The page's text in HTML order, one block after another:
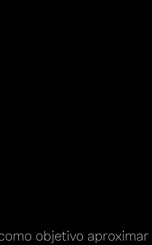
objetivo